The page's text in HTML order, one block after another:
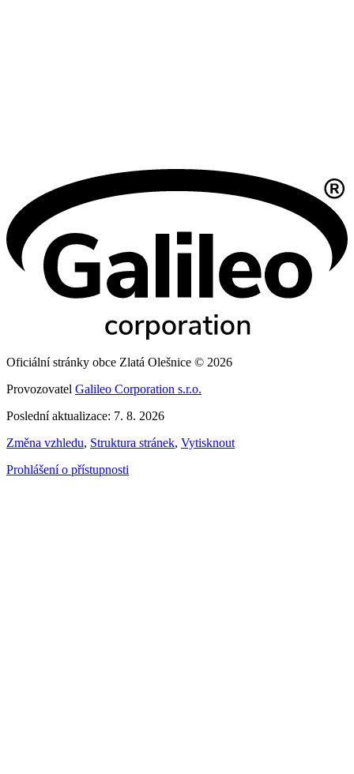
Oficiální stránky obce Zlatá Olešnice © 2026
Provozovatel Galileo Corporation s.r.o.
Poslední aktualizace: 7. 8. 2026
Změna vzhledu, Struktura stránek, Vytisknout
Prohlášení o přístupnosti